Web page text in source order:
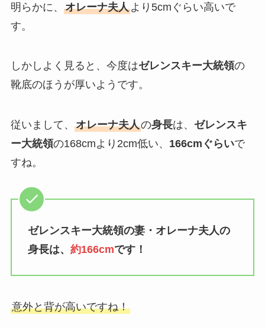
明らかに、 オレーナ夫人より5cmぐらい高いで
す。
しかしよく見ると、今度はゼレンスキー大統領の
靴底のほうが厚いようです。
従いまして、 オレーナ夫人の身長は、 ゼレンスキ
ー大統領の168cmより2cm低い、 166cmぐらいで
すね。
ゼレンスキー大統領の妻・オレーナ夫人の
身長は、 約166cmです！
意外と背が高いですね！